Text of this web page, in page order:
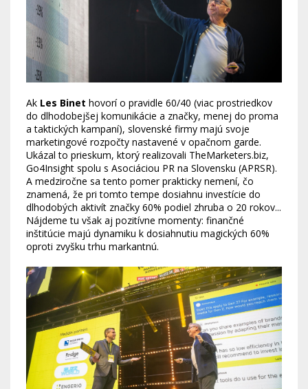
Ak Les Binet hovorí o pravidle 60/40 (viac prostriedkov
do dlhodobejšej komunikácie a značky, menej do proma
a taktických kampaní), slovenské firmy majú svoje
marketingové rozpočty nastavené v opačnom garde.
Ukázal to prieskum, ktorý realizovali TheMarketers.biz,
Go4Insight spolu s Asociáciou PR na Slovensku (APRSR).
A medziročne sa tento pomer prakticky nemení, čo
znamená, že pri tomto tempe dosiahnu investície do
dlhodobých aktivít značky 60% podiel zhruba o 20 rokov...
Nájdeme tu však aj pozitívne momenty: finančné
inštitúcie majú dynamiku k dosiahnutiu magických 60%
oproti zvyšku trhu markantnú.